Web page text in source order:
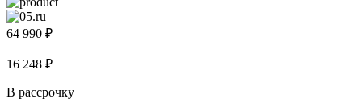
64 990 ₽
16 248 ₽
В рассрочку